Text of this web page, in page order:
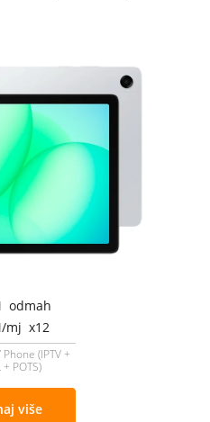
odmah
mj x12
(IPTV +
+ POTS)
više